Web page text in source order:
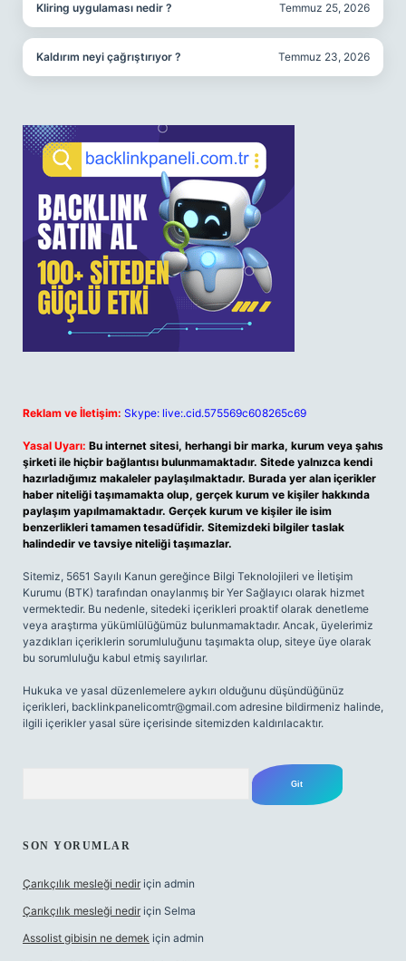
Kliring uygulaması nedir ? Temmuz 25, 2026
Kaldırım neyi çağrıştırıyor ? Temmuz 23, 2026
Reklam ve İletişim: Skype: live:.cid.575569c608265c69
Yasal Uyarı: Bu internet sitesi, herhangi bir marka, kurum veya şahıs
şirketi ile hiçbir bağlantısı bulunmamaktadır. Sitede yalnızca kendi
hazırladığımız makaleler paylaşılmaktadır. Burada yer alan içerikler
haber niteliği taşımamakta olup, gerçek kurum ve kişiler hakkında
paylaşım yapılmamaktadır. Gerçek kurum ve kişiler ile isim
benzerlikleri tamamen tesadüfidir. Sitemizdeki bilgiler taslak
halindedir ve tavsiye niteliği taşımazlar.
Sitemiz, 5651 Sayılı Kanun gereğince Bilgi Teknolojileri ve İletişim
Kurumu (BTK) tarafından onaylanmış bir Yer Sağlayıcı olarak hizmet
vermektedir. Bu nedenle, sitedeki içerikleri proaktif olarak denetleme
veya araştırma yükümlülüğümüz bulunmamaktadır. Ancak, üyelerimiz
yazdıkları içeriklerin sorumluluğunu taşımakta olup, siteye üye olarak
bu sorumluluğu kabul etmiş sayılırlar.
Hukuka ve yasal düzenlemelere aykırı olduğunu düşündüğünüz
içerikleri, backlinkpanelicomtr@gmail.com adresine bildirmeniz halinde,
ilgili içerikler yasal süre içerisinde sitemizden kaldırılacaktır.
SON YORUMLAR
Çarıkçılık mesleği nedir için admin
Çarıkçılık mesleği nedir için Selma
Assolist gibisin ne demek için admin